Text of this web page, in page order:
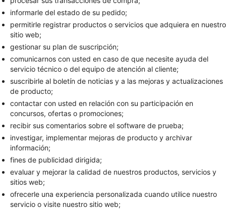
informarle del estado de su pedido;
permitirle registrar productos o servicios que adquiera en nuestro
sitio web;
gestionar su plan de suscripción;
comunicarnos con usted en caso de que necesite ayuda del
servicio técnico o del equipo de atención al cliente;
suscribirle al boletín de noticias y a las mejoras y actualizaciones
de producto;
contactar con usted en relación con su participación en
concursos, ofertas o promociones;
recibir sus comentarios sobre el software de prueba;
investigar, implementar mejoras de producto y archivar
información;
fines de publicidad dirigida;
evaluar y mejorar la calidad de nuestros productos, servicios y
sitios web;
ofrecerle una experiencia personalizada cuando utilice nuestro
servicio o visite nuestro sitio web;